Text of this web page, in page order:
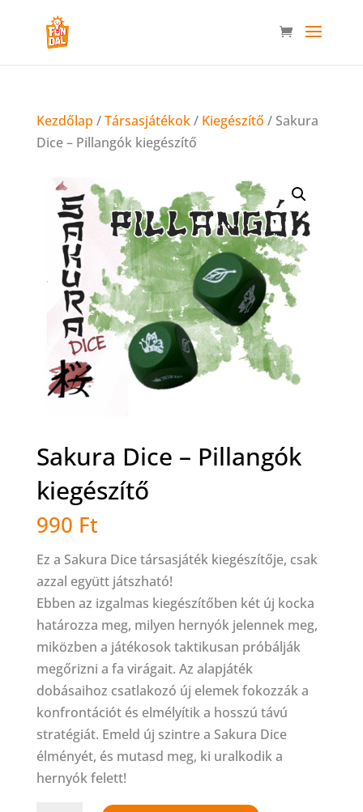
Kezdőlap /Társasjátékok/ Kiegészítő / Sakura
Dice – Pillangók kiegészítő
Sakura Dice – Pillangók
kiegészítő
990 Ft
Ez a Sakura Dice társasjáték kiegészítője, csak
azzal együtt játszható!
Ebben az izgalmas kiegészítőben két új kocka
határozza meg, milyen hernyók jelennek meg,
miközben a játékosok taktikusan próbálják
megőrizni a fa virágait. Az alapjáték
dobásaihoz csatlakozó új elemek fokozzák a
konfrontációt és elmélyítik a hosszú távú
stratégiát. Emeld új szintre a Sakura Dice
élményét, és mutasd meg, ki uralkodik a
hernyók felett!